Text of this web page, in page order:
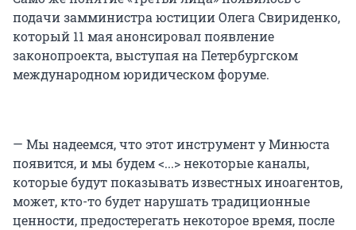
подачи замминистра юстиции Олега Свириденко,
который 11 мая анонсировал появление
законопроекта, выступая на Петербургском
международном юридическом форуме.
— Мы надеемся, что этот инструмент у Минюста
появится, и мы будем <...> некоторые каналы,
которые будут показывать известных иноагентов,
может, кто-то будет нарушать традиционные
ценности, предостерегать некоторое время, после